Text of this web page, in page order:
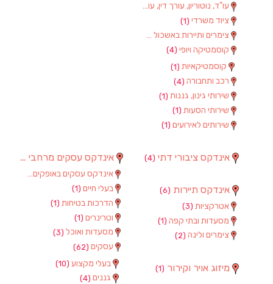
עו"ד, נוטוריון, עורך דין, עורכי דין
ציוד משרדי (1)
צימרים ותיירות באשכול (7)
קוסמטיקה ויופי (4)
קוסמטיקאיות (1)
רכב ותחבורה (4)
שירותי גינון, גננות (1)
שירותי הסעות (1)
שירותים לאירועים (1)
אינדקס עסקים מרחבי (97)
אינדקס עסקים באופקים (8)
בעלי חיים (1)
הדרכות בטיחות (1)
וטרינרים (1)
מסעדות ואוכל (3)
עסקים (62)
בעלי מקצוע (10)
גננים (4)
אינדקס ציבורי דתי (4)
אינדקס תיירות (6)
אטרקציות (3)
מסעדות ובתי קפה (1)
צימרים ולינה (2)
מיזוג אויר וקירור (1)